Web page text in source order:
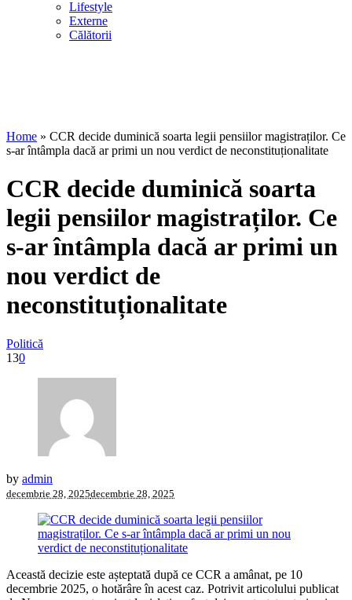
Lifestyle
Externe
Călătorii
Home » CCR decide duminică soarta legii pensiilor magistraților. Ce
s-ar întâmpla dacă ar primi un nou verdict de neconstituționalitate
CCR decide duminică soarta
legii pensiilor magistraților. Ce
s-ar întâmpla dacă ar primi un
nou verdict de
neconstituționalitate
Politică
130
by admin
decembrie 28, 2025decembrie 28, 2025
Această decizie este așteptată după ce CCR a amânat, pe 10
decembrie 2025, o hotărâre în acest caz. Potrivit articolului publicat